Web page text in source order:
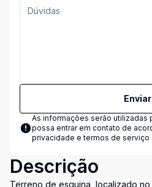
Enviar
As informações serão utilizadas
possa entrar em contato de
privacidade e termos de serviço
Descrição
Terreno de esquina, localizado